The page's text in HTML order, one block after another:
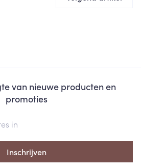
van nieuwe producten en
promoties
Inschrijven